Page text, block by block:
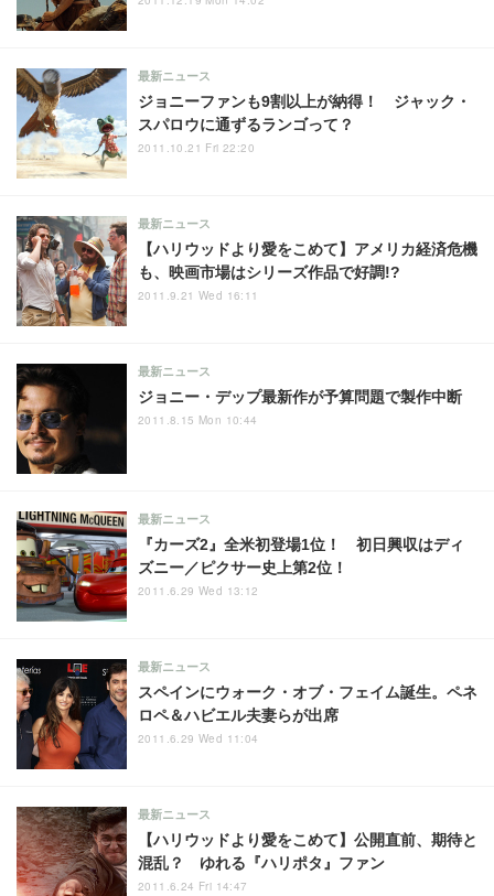
ジョニーファンも9割以上が納得！ ジャック・
スパロウに通ずるランゴって？
最新ニュース
2011.10.21 Fri 22:20
【ハリウッドより愛をこめて】アメリカ経済危機
も、映画市場はシリーズ作品で好調!?
最新ニュース
2011.9.21 Wed 16:11
ジョニー・デップ最新作が予算問題で製作中断
最新ニュース
2011.8.15 Mon 10:44
『カーズ2』全米初登場1位！ 初日興収はディ
ズニー／ピクサー史上第2位！
最新ニュース
2011.6.29 Wed 13:12
スペインにウォーク・オブ・フェイム誕生。ペネ
ロペ＆ハビエル夫妻らが出席
最新ニュース
2011.6.29 Wed 11:04
【ハリウッドより愛をこめて】公開直前、期待と
混乱？ ゆれる『ハリポタ』ファン
最新ニュース
2011.6.24 Fri 14:47